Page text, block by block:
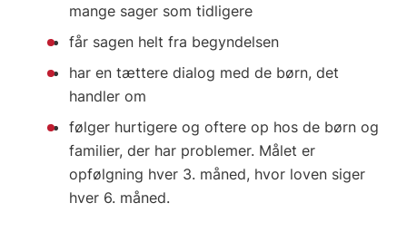
mange sager som tidligere
får sagen helt fra begyndelsen
har en tættere dialog med de børn, det
handler om
følger hurtigere og oftere op hos de børn og
familier, der har problemer. Målet er
opfølgning hver 3. måned, hvor loven siger
hver 6. måned.